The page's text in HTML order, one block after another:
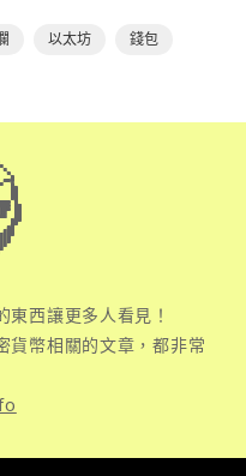
以太坊 錢包
西讓更多人看見！
貨幣相關的文章，都非常